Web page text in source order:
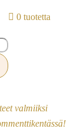
0 tuotetta
valmiiksi